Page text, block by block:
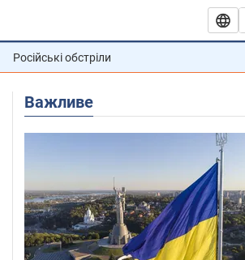
Російські обстріли
Важливе